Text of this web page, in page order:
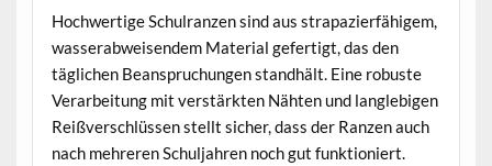
Hochwertige Schulranzen sind aus strapazierfähigem,
wasserabweisendem Material gefertigt, das den
täglichen Beanspruchungen standhält. Eine robuste
Verarbeitung mit verstärkten Nähten und langlebigen
Reißverschlüssen stellt sicher, dass der Ranzen auch
nach mehreren Schuljahren noch gut funktioniert.